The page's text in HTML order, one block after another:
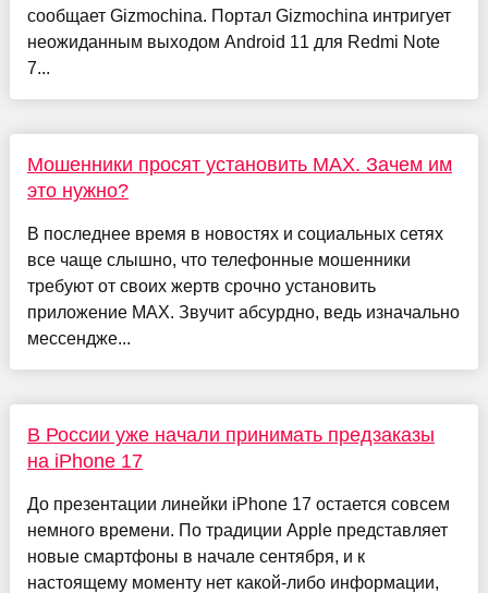
сообщает Gizmochina. Портал Gizmochina интригует
неожиданным выходом Android 11 для Redmi Note
7...
Мошенники просят установить MAX. Зачем им
это нужно?
В последнее время в новостях и социальных сетях
все чаще слышно, что телефонные мошенники
требуют от своих жертв срочно установить
приложение MAX. Звучит абсурдно, ведь изначально
мессендже...
В России уже начали принимать предзаказы
на iPhone 17
До презентации линейки iPhone 17 остается совсем
немного времени. По традиции Apple представляет
новые смартфоны в начале сентября, и к
настоящему моменту нет какой-либо информации,